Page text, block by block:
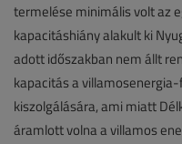
termelése minimális volt az
kapacitáshiány alakult ki
adott időszakban nem állt
kapacitás a
kiszolgálására, ami miatt
áramlott volna a villamos